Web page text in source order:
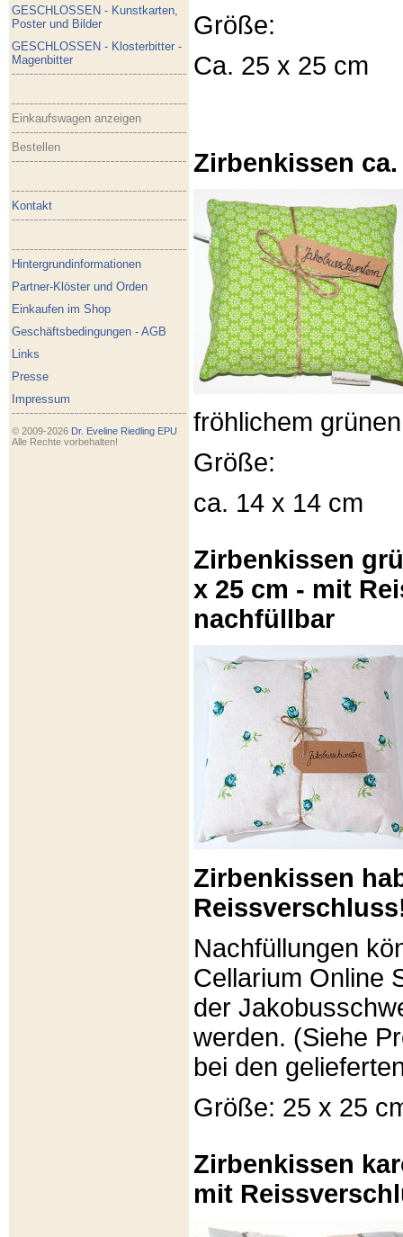
GESCHLOSSEN - Kunstkarten,
Poster und Bilder
GESCHLOSSEN - Klosterbitter -
Magenbitter
Einkaufswagen anzeigen
Bestellen
Kontakt
Hintergrundinformationen
Partner-Klöster und Orden
Einkaufen im Shop
Geschäftsbedingungen - AGB
Links
Presse
Impressum
© 2009-2026 Dr. Eveline Riedling EPU
Alle Rechte vorbehalten!
Größe:
Ca. 25 x 25 cm
Zirbenkissen
fröhlichem
Größe:
ca. 14 x 14 cm
Zirbenkissen
x 25 cm - mit
nachfüllbar
Zirbenkissen
Nachfüllungen
Cellarium Online
der
werden. (Siehe
bei den
Größe: 25 x 25
Zirbenkissen
mit